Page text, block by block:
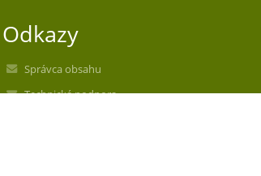
Odkazy
Správca obsahu
Technická podpora